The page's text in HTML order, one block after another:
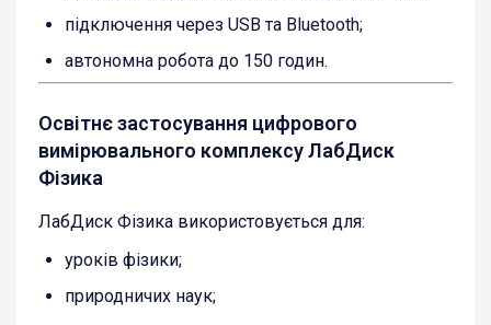
підключення через USB та Bluetooth;
автономна робота до 150 годин.
Освітнє застосування цифрового
вимірювального комплексу ЛабДиск
Фізика
ЛабДиск Фізика використовується для:
уроків фізики;
природничих наук;